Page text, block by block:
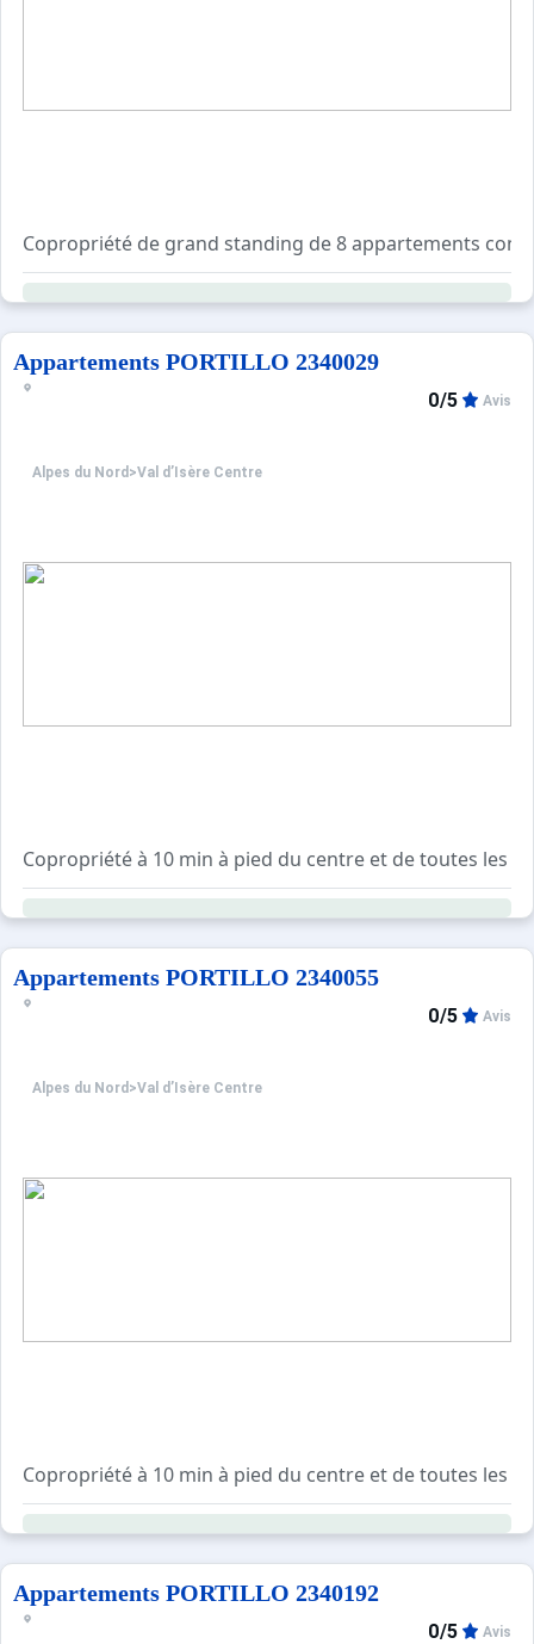
Copropriété de grand standing de 8 appartements
Navette gratuite devant la résidence en direction de la
Résidence avec ascenseur, sécurisée avec digicode.
Local à skis et local poubelle au rez-de-chaussée du
Garage sous la résidence.
Appartements PORTILLO 2340029
Alpes du Nord >Val d’Isère Centre
0/5 Avis
Copropriété à 10 min à pied du centre et de toutes les
Résidence avec ascenseur, sécurisée avec digicode et
Casiers à ski et local poubelle au rez-de-chaussée du
Navette gratuite devant la résidence en direction de la
Appartements PORTILLO 2340055
Alpes du Nord >Val d’Isère Centre
0/5 Avis
Copropriété à 10 min à pied du centre et de toutes les
Résidence avec ascenseur, sécurisée avec digicode et
Casiers à ski et local poubelle au rez-de-chaussée du
Navette gratuite devant la résidence en direction de la
Appartements PORTILLO 2340192
0/5 Avis